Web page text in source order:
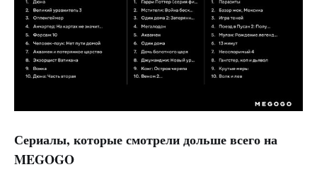
Сериалы, которые смотрели дольше всего на
MEGOGO